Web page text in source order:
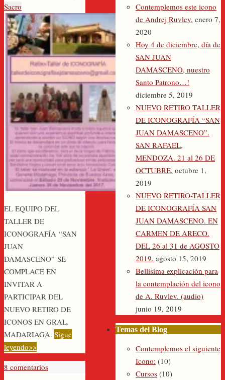
Sacro
EL EQUIPO DEL
TALLER DE
ICONOGRAFÍA “SAN
JUAN
DAMASCENO” SE
COMPLACE EN
INVITAR A
PARTICIPAR DEL
NUEVO RETIRO DE
ICONOS EN GRAL.
MADARIAGA. Sigue
leyendo>>
8 comentarios
Contemplemos este icono
de Andrej Ruvlev. enero 7,
2020
Hoy 4 de diciembre, día de
SAN JUAN
DAMASCENO, nuestro
Santo Patrono…!
diciembre 5, 2019
NUEVO RETIRO TALLER
DE ICONOGRAFÍA “SAN
JUAN DAMASCENO”.
SAN RAFAEL,
MENDOZA. 21 al 26 DE
OCTUBRE. octubre 1,
2019
NUEVO RETIRO-TALLER
DE ICONOGRAFÍA SAN
JUAN DAMASCENO. EN
CARMEN DE ARECO.
DEL 26 al 31 de AGOSTO
2019. agosto 15, 2019
Bellísima explicación para
la contemplación del icono
de A. Ruvlev. (audio)
junio 19, 2019
Temas del Blog
Contemplemos el siguiente
Icono: (10)
Cursos (10)